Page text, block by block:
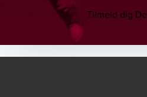
Tilmeld dig